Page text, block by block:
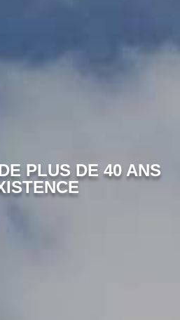
PLUS DE 40 ANS